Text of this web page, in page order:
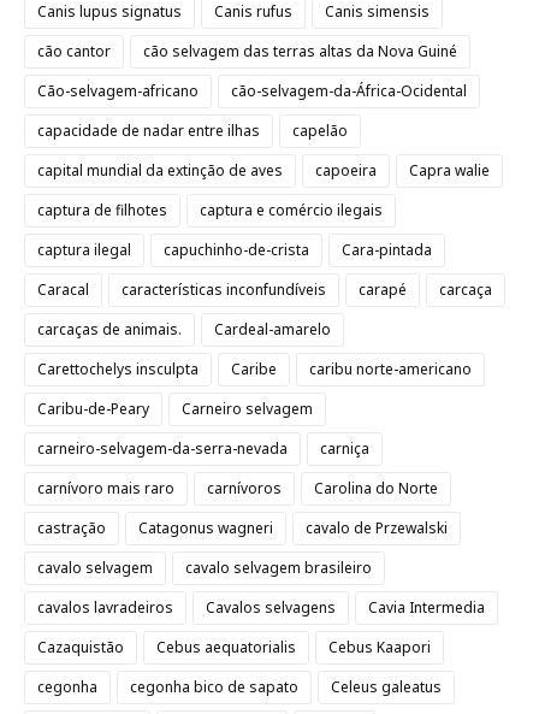
Canis lupus signatus
Canis rufus
Canis simensis
cão cantor
cão selvagem das terras altas da Nova Guiné
Cão-selvagem-africano
cão-selvagem-da-África-Ocidental
capacidade de nadar entre ilhas
capelão
capital mundial da extinção de aves
capoeira
Capra walie
captura de filhotes
captura e comércio ilegais
captura ilegal
capuchinho-de-crista
Cara-pintada
Caracal
características inconfundíveis carapé
carcaça
carcaças de animais.
Cardeal-amarelo
Carettochelys insculpta
Caribe
caribu norte-americano
Caribu-de-Peary
Carneiro selvagem
carneiro-selvagem-da-serra-nevada
carniça
carnívoro mais raro
carnívoros
Carolina do Norte
castração
Catagonus wagneri
cavalo de Przewalski
cavalo selvagem
cavalo selvagem brasileiro
cavalos lavradeiros
Cavalos selvagens
Cavia Intermedia
Cazaquistão
Cebus aequatorialis
Cebus Kaapori
cegonha
cegonha bico de sapato Celeus galeatus